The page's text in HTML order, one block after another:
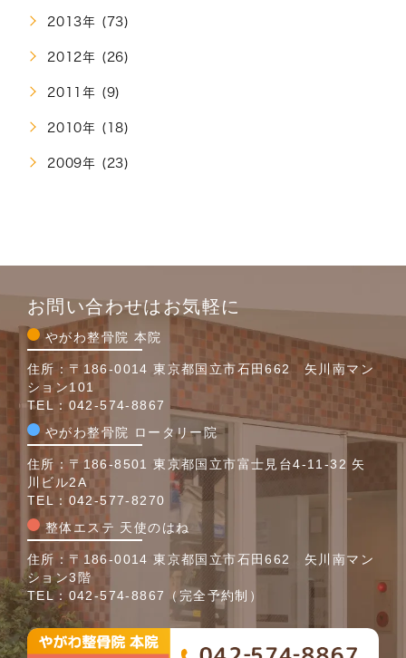
2013年 (73)
2012年 (26)
2011年 (9)
2010年 (18)
2009年 (23)
お問い合わせはお気軽に
やがわ整骨院 本院
住所：〒186-0014 東京都国立市石田662 矢川南マン
ション101
TEL： 042-574-8867
やがわ整骨院 ロータリー院
住所：〒186-8501 東京都国立市富士見台4-11-32 矢
川ビル2A
TEL： 042-577-8270
整体エステ 天使のはね
住所：〒186-0014 東京都国立市石田662 矢川南マン
ション3階
TEL： 042-574-8867 （完全予約制）